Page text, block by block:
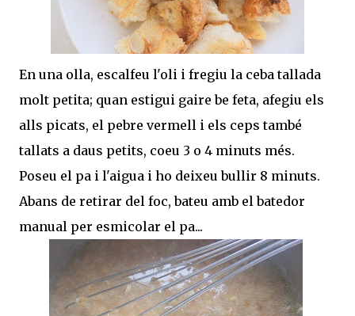
En una olla, escalfeu l'oli i fregiu la ceba tallada
molt petita; quan estigui gaire be feta, afegiu els
alls picats, el pebre vermell i els ceps també
tallats a daus petits, coeu 3 o 4 minuts més.
Poseu el pa i l'aigua i ho deixeu bullir 8 minuts.
Abans de retirar del foc, bateu amb el batedor
manual per esmicolar el pa...